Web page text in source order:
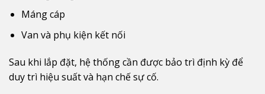
Máng cáp
Van và phụ kiện kết nối
Sau khi lắp đặt, hệ thống cần được bảo trì định kỳ để
duy trì hiệu suất và hạn chế sự cố.